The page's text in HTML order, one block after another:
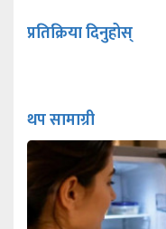
प्रतिक्रिया दिनुहोस्
थप सामाग्री